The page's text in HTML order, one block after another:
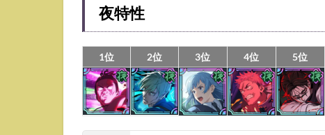
な
ア
タ
ッ
カ
ー
夜特性
1位 2位 3位 4位 5位